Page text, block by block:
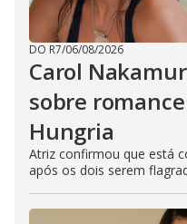
DO R7/06/08/2026
Carol
sobre
Hungria
Atriz confirmou que está
após os dois serem